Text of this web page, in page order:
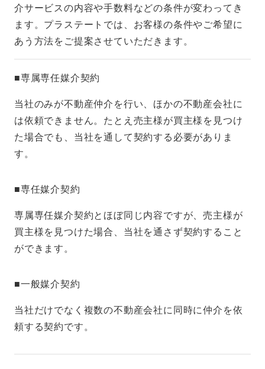
介サービスの内容や手数料などの条件が変わってき
ます。プラステートでは、お客様の条件やご希望に
あう方法をご提案させていただきます。
■専属専任媒介契約
当社のみが不動産仲介を行い、ほかの不動産会社に
は依頼できません。たとえ売主様が買主様を見つけ
た場合でも、当社を通して契約する必要がありま
す。
■専任媒介契約
専属専任媒介契約とほぼ同じ内容ですが、売主様が
買主様を見つけた場合、当社を通さず契約すること
ができます。
■一般媒介契約
当社だけでなく複数の不動産会社に同時に仲介を依
頼する契約です。